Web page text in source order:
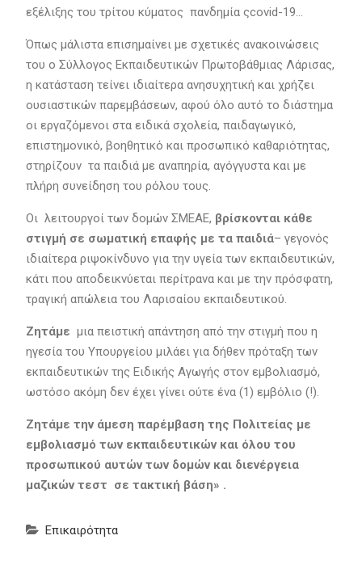
εξέλιξης του τρίτου κύματος πανδημία ςcovid-19…
Όπως μάλιστα επισημαίνει με σχετικές ανακοινώσεις
του ο Σύλλογος Εκπαιδευτικών Πρωτοβάθμιας Λάρισας,
η κατάσταση τείνει ιδιαίτερα ανησυχητική και χρήζει
ουσιαστικών παρεμβάσεων, αφού όλο αυτό το διάστημα
οι εργαζόμενοι στα ειδικά σχολεία, παιδαγωγικό,
επιστημονικό, βοηθητικό και προσωπικό καθαριότητας,
στηρίζουν τα παιδιά με αναπηρία, αγόγγυστα και με
πλήρη συνείδηση του ρόλου τους.
Οι λειτουργοί των δομών ΣΜΕΑΕ, βρίσκονται κάθε
στιγμή σε σωματική επαφής με τα παιδιά– γεγονός
ιδιαίτερα ριψοκίνδυνο για την υγεία των εκπαιδευτικών,
κάτι που αποδεικνύεται περίτρανα και με την πρόσφατη,
τραγική απώλεια του Λαρισαίου εκπαιδευτικού.
Ζητάμε μια πειστική απάντηση από την στιγμή που η
ηγεσία του Υπουργείου μιλάει για δήθεν πρόταξη των
εκπαιδευτικών της Ειδικής Αγωγής στον εμβολιασμό,
ωστόσο ακόμη δεν έχει γίνει ούτε ένα (1) εμβόλιο (!).
Ζητάμε την άμεση παρέμβαση της Πολιτείας με
εμβολιασμό των εκπαιδευτικών και όλου του
προσωπικού αυτών των δομών και διενέργεια
μαζικών τεστ σε τακτική βάση» .
Επικαιρότητα